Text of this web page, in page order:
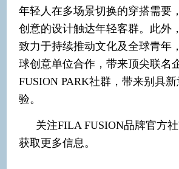
年轻人在多场景切换的穿搭需要
创意的设计触达年轻客群。此外
致力于持续推动文化及全球青年
球创意单位合作，带来顶尖联名
FUSION PARK社群，带来别具
验。
关注FILA FUSION品牌官方
获取更多信息。